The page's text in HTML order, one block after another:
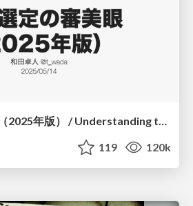
技術選定の審美眼（2025年版） / Understanding the Spiral of Technologies 2025 edition
119 120k